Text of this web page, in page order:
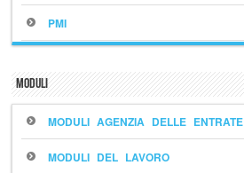
PMI
Moduli
MODULI AGENZIA DELLE ENTRATE
MODULI DEL LAVORO